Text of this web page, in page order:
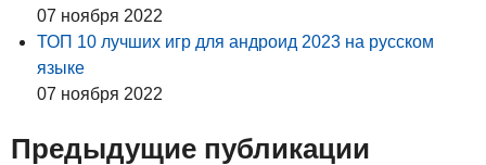
07 ноября 2022
ТОП 10 лучших игр для андроид 2023 на русском
языке
07 ноября 2022
Предыдущие публикации